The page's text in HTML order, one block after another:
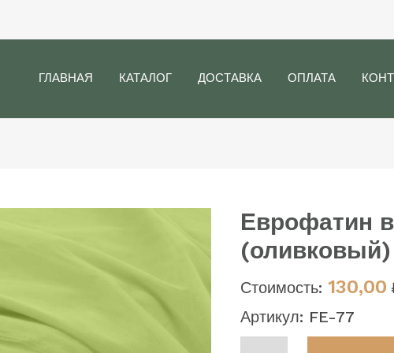
ГЛАВНАЯ КАТАЛОГ ДОСТАВКА ОПЛАТА
Еврофатин
Стоимость: 130,00
Артикул: FE-77